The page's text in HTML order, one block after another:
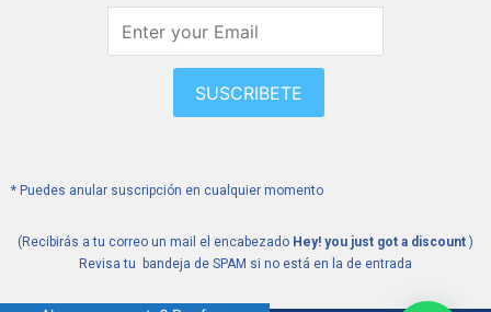
SUSCRIBETE
* Puedes anular suscripción en cualquier momento
(Recibirás a tu correo un mail el encabezado Hey! you just got a discount )
Revisa tu bandeja de SPAM si no está en la de entrada